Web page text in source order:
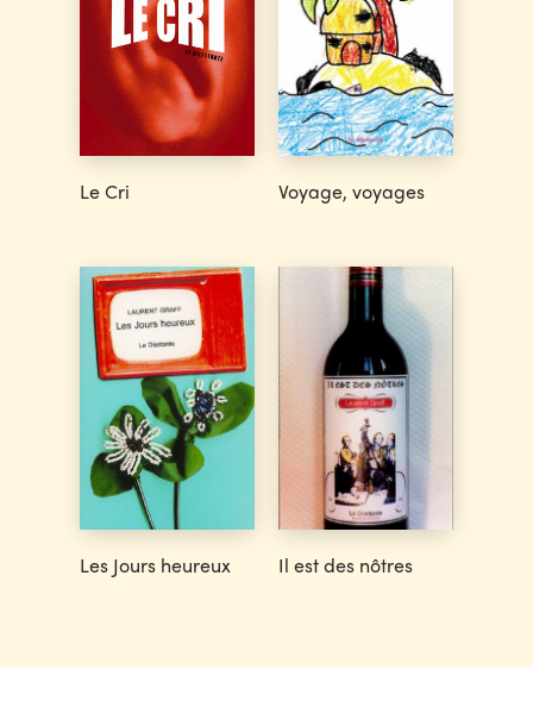
Le Cri Voyage, voyages
Les Jours heureux Il est des nôtres